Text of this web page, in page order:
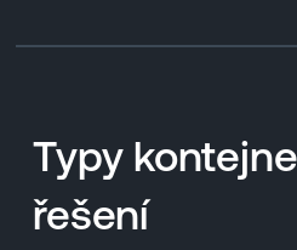
Typy
řešení